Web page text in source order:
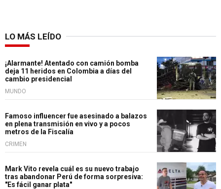
LO MÁS LEÍDO
¡Alarmante! Atentado con camión bomba
deja 11 heridos en Colombia a días del
cambio presidencial
MUNDO
Famoso influencer fue asesinado a balazos
en plena transmisión en vivo y a pocos
metros de la Fiscalía
CRIMEN
Mark Vito revela cuál es su nuevo trabajo
tras abandonar Perú de forma sorpresiva:
"Es fácil ganar plata"